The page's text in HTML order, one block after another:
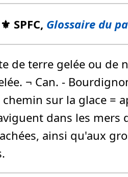
⚜️ SPFC, Glossaire du
de terre gelée ou de
¬ Can. -
sur la glace =
dans les
ainsi qu'aux